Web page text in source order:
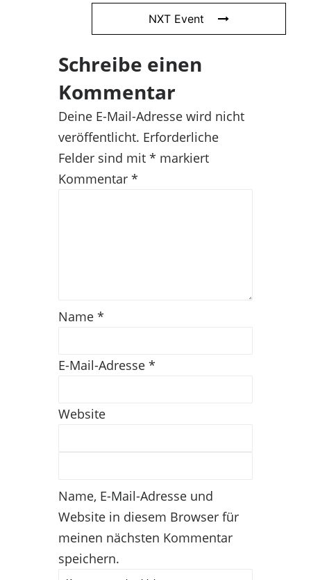
NXT Event
Schreibe einen
Kommentar
Deine E-Mail-Adresse wird nicht
veröffentlicht. Erforderliche
Felder sind mit * markiert
Kommentar *
Name *
E-Mail-Adresse *
Website
Name, E-Mail-Adresse und
Website in diesem Browser für
meinen nächsten Kommentar
speichern.